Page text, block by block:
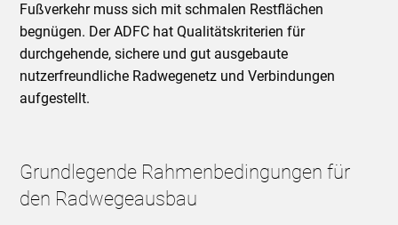
Fußverkehr muss sich mit schmalen Restflächen
begnügen. Der ADFC hat Qualitätskriterien für
durchgehende, sichere und gut ausgebaute
nutzerfreundliche Radwegenetz und Verbindungen
aufgestellt.
Grundlegende Rahmenbedingungen für
den Radwegeausbau